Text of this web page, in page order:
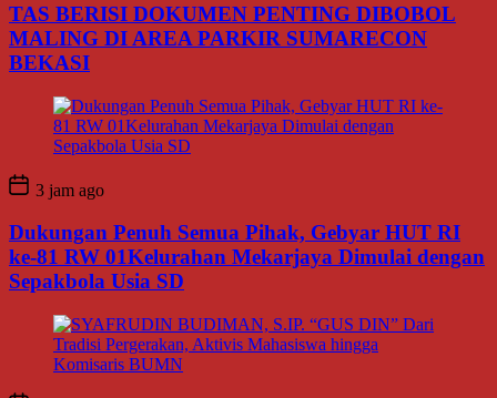
TAS BERISI DOKUMEN PENTING DIBOBOL
MALING DI AREA PARKIR SUMARECON
BEKASI
3 jam ago
Dukungan Penuh Semua Pihak, Gebyar HUT RI
ke-81 RW 01Kelurahan Mekarjaya Dimulai dengan
Sepakbola Usia SD